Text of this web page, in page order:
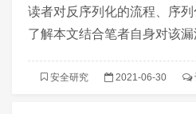
读者对反序列化的流程、序
了解本文结合笔者自身对该
安全研究 2021-06-30